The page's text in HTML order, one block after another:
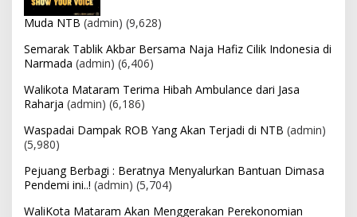
Muda NTB (admin) (9,628)
Semarak Tablik Akbar Bersama Naja Hafiz Cilik Indonesia di
Narmada (admin) (6,406)
Walikota Mataram Terima Hibah Ambulance dari Jasa
Raharja (admin) (6,186)
Waspadai Dampak ROB Yang Akan Terjadi di NTB (admin)
(5,980)
Pejuang Berbagi : Beratnya Menyalurkan Bantuan Dimasa
Pendemi ini..! (admin) (5,704)
WaliKota Mataram Akan Menggerakan Perekonomian